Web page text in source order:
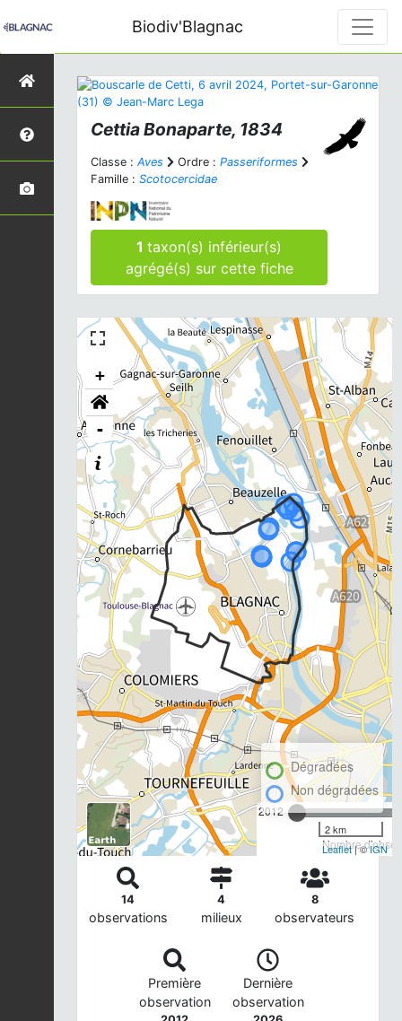
Biodiv'Blagnac
CettiaBonaparte, 1834
Classe : Aves Ordre : Passeriformes
Famille : Scotocercidae
1taxon(s) inférieur(s)
agrégé(s) sur cette fiche
+
-
2012
Nombre
Dégradées
Non dégradées
2 km
Leaflet| ©IGN
14
observations
4
milieux
8
observateurs
Première
observation
Dernière
observation